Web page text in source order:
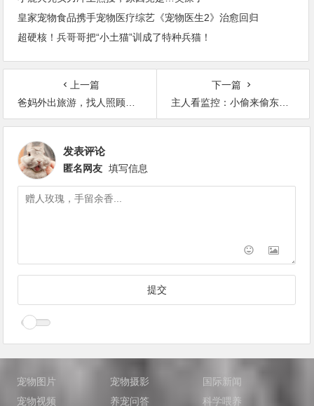
皇家宠物食品携手宠物医疗综艺《宠物医生2》治愈回归
超硬核！兵哥哥把“小土猫”训成了特种兵猫！
上一篇
爸妈外出旅游，找人照顾家里的二哈，它却一直守在门口
下一篇
主人看监控：小偷来偷东西，家里的两只哈士奇毫无作用
发表评论
匿名网友 填写信息
宠物图片 宠物摄影
国际新闻
宠物视频
养宠问答 科学喂养